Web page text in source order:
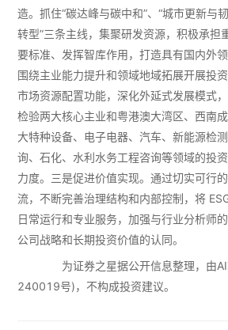
造。抓住“碳达峰与碳中和”、“城市更新与
转型”三条主线，集聚研发资源，积极承担
要标准、发挥智库作用，打造具有国内外
围绕主业能力提升和领域地域拓展开展投
市场资源配置功能，深化外延式发展模式
检验两大核心主业和粤港澳大湾区、西南
大特种设备、电子电器、汽车、新能源检
询、石化、水利水务工程咨询等领域的投
力度。三是促进价值实现。通过切实可行
流，不断完善治理结构和内部控制，将
日常运行和专业服务，加强与行业分析师
公司战略和长期投资价值的认同。
为证券之星据公开信息整理，由AI
240019号)，不构成投资建议。